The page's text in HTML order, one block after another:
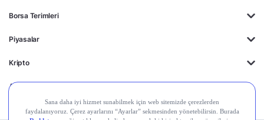
Borsa Terimleri
Piyasalar
Kripto
Ayrıcalıklar